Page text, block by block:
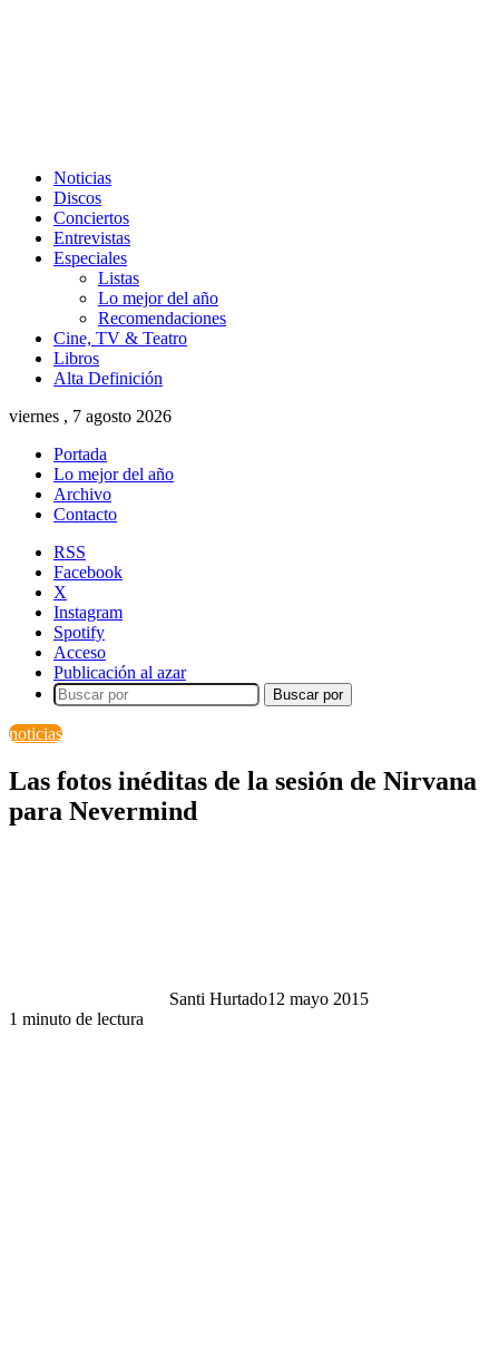
Noticias
Discos
Conciertos
Entrevistas
Especiales
Listas
Lo mejor del año
Recomendaciones
Cine, TV & Teatro
Libros
Alta Definición
viernes , 7 agosto 2026
Portada
Lo mejor del año
Archivo
Contacto
RSS
Facebook
X
Instagram
Spotify
Acceso
Publicación al azar
Buscar por
noticias
Las fotos inéditas de la sesión de Nirvana
para Nevermind
Santi Hurtado12 mayo 2015
1 minuto de lectura